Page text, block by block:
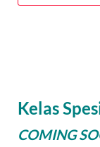
Kelas
COMING